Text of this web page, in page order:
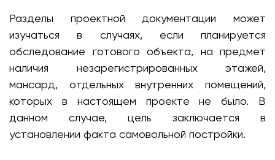
Разделы проектной документации может
изучаться в случаях, если планируется
обследование готового объекта, на предмет
наличия незарегистрированных этажей,
мансард, отдельных внутренних помещений,
которых в настоящем проекте не было. В
данном случае, цель заключается в
установлении факта самовольной постройки.